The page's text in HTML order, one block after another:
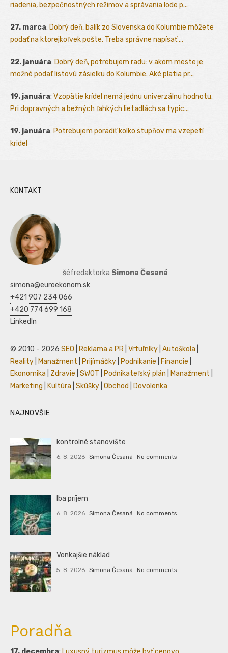
riadenia, bezpečnostných režimov a správania lode p...
27. marca: Dobrý deň, balík zo Slovenska do Kolumbie môžete
podať na ktorejkoľvek pošte. Treba správne napísať ...
22. januára: Dobrý deň, potrebujem radu: v akom meste je
možné podať listovú zásielku do Kolumbie. Aké platia pr...
19. januára: Vzopätie krídel nemá jednu univerzálnu hodnotu.
Pri dopravných a bežných ľahkých lietadlách sa typic...
19. januára: Potrebujem poradiť kolko stupňov ma vzepetí
kridel
KONTAKT
šéfredaktorka Simona Česaná
simona@euroekonom.sk
+421 907 234 066
+420 774 699 168
LinkedIn
© 2010 - 2026 SEO Reklama a PR Vrtuľníky Autoškola
Reality
Manažment Prijímáčky Podnikanie Financie
Ekonomika
Zdravie SWOT Podnikateľský plán Manažment
Marketing
Kultúra Skúšky Obchod Dovolenka
NAJNOVŠIE
kontrolné stanovište
6. 8. 2026 Simona Česaná No comments
Iba príjem
6. 8. 2026 Simona Česaná No comments
Vonkajšie náklad
5. 8. 2026 Simona Česaná No comments
Poradňa